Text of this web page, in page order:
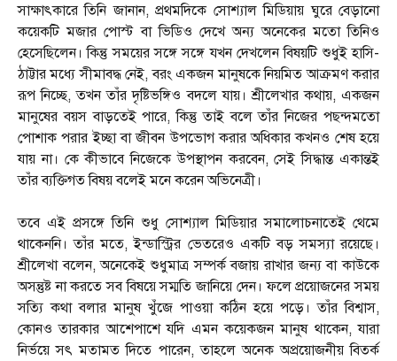
সাক্ষাৎকারে তিনি জানান, প্রথমদিকে সোশ্যাল মিডিয়ায় ঘুরে বেড়ানো
কয়েকটি মজার পোস্ট বা ভিডিও দেখে অন্য অনেকের মতো তিনিও
হেসেছিলেন। কিন্তু সময়ের সঙ্গে সঙ্গে যখন দেখলেন বিষয়টি শুধুই হাসি-
ঠাট্টার মধ্যে সীমাবদ্ধ নেই, বরং একজন মানুষকে নিয়মিত আক্রমণ করার
রূপ নিচ্ছে, তখন তাঁর দৃষ্টিভঙ্গিও বদলে যায়। শ্রীলেখার কথায়, একজন
মানুষের বয়স বাড়তেই পারে, কিন্তু তাই বলে তাঁর নিজের পছন্দমতো
পোশাক পরার ইচ্ছা বা জীবন উপভোগ করার অধিকার কখনও শেষ হয়ে
যায় না। কে কীভাবে নিজেকে উপস্থাপন করবেন, সেই সিদ্ধান্ত একান্তই
তাঁর ব্যক্তিগত বিষয় বলেই মনে করেন অভিনেত্রী।
তবে এই প্রসঙ্গে তিনি শুধু সোশ্যাল মিডিয়ার সমালোচনাতেই থেমে
থাকেননি। তাঁর মতে, ইন্ডাস্ট্রির ভেতরেও একটি বড় সমস্যা রয়েছে।
শ্রীলেখা বলেন, অনেকেই শুধুমাত্র সম্পর্ক বজায় রাখার জন্য বা কাউকে
অসন্তুষ্ট না করতে সব বিষয়ে সম্মতি জানিয়ে দেন। ফলে প্রয়োজনের সময়
সত্যি কথা বলার মানুষ খুঁজে পাওয়া কঠিন হয়ে পড়ে। তাঁর বিশ্বাস,
কোনও তারকার আশেপাশে যদি এমন কয়েকজন মানুষ থাকেন, যারা
নির্ভয়ে সৎ মতামত দিতে পারেন, তাহলে অনেক অপ্রয়োজনীয় বিতর্ক